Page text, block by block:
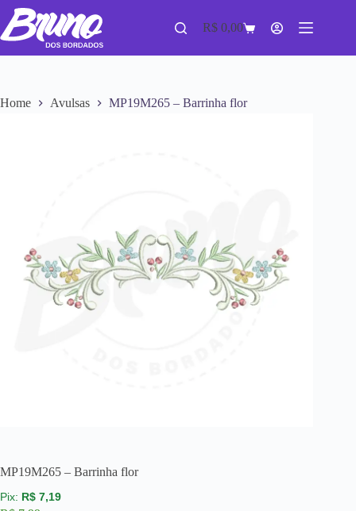
R$ 0,00
Home Avulsas MP19M265 – Barrinha flor
MP19M265 – Barrinha flor
R$ 7,19